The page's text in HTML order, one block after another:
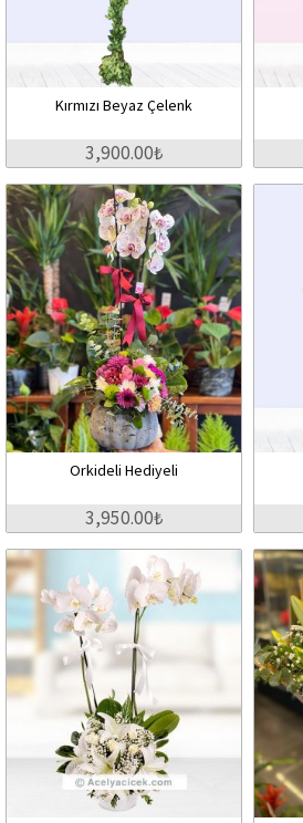
Kırmızı Beyaz Çelenk
3,900.00₺
Orkideli Hediyeli
3,950.00₺